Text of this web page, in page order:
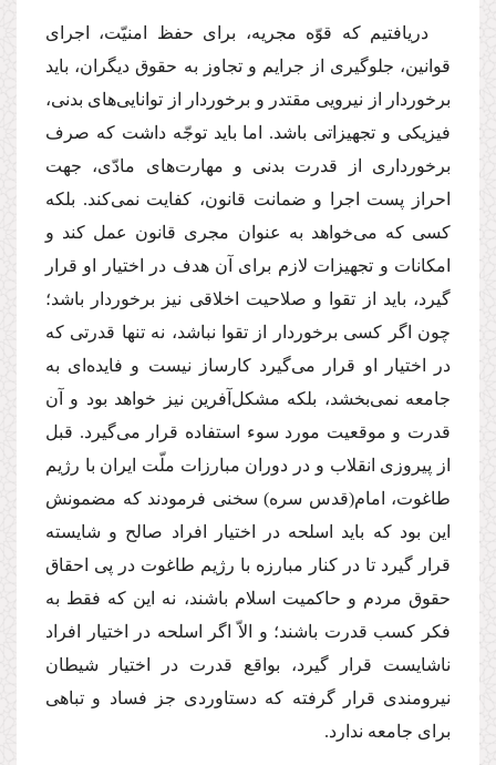
دریافتیم كه قوّه مجریه، براى حفظ امنیّت، اجراى
قوانین، جلوگیرى از جرایم و تجاوز به حقوق دیگران، باید
برخوردار از نیرویى مقتدر و برخوردار از توانایى‌هاى بدنى،
فیزیكى و تجهیزاتى باشد. اما باید توجّه داشت كه صرف
برخوردارى از قدرت بدنى و مهارت‌هاى مادّى، جهت
احراز پست اجرا و ضمانت قانون، كفایت نمى‌كند. بلكه
كسى كه مى‌خواهد به عنوان مجرى قانون عمل كند و
امكانات و تجهیزات لازم براى آن هدف در اختیار او قرار
گیرد، باید از تقوا و صلاحیت اخلاقى نیز برخوردار باشد؛
چون اگر كسى برخوردار از تقوا نباشد، نه تنها قدرتى كه
در اختیار او قرار مى‌گیرد كارساز نیست و فایده‌اى به
جامعه نمى‌بخشد، بلكه مشكل‌آفرین نیز خواهد بود و آن
قدرت و موقعیت مورد سوء استفاده قرار مى‌گیرد. قبل
از پیروزى انقلاب و در دوران مبارزات ملّت ایران با رژیم
طاغوت، امام(قدس سره) سخنى فرمودند كه مضمونش
این بود كه باید اسلحه در اختیار افراد صالح و شایسته
قرار گیرد تا در كنار مبارزه با رژیم طاغوت در پى احقاق
حقوق مردم و حاكمیت اسلام باشند، نه این كه فقط به
فكر كسب قدرت باشند؛ و الاّ اگر اسلحه در اختیار افراد
ناشایست قرار گیرد، بواقع قدرت در اختیار شیطان
نیرومندى قرار گرفته كه دستاوردى جز فساد و تباهى
براى جامعه ندارد.